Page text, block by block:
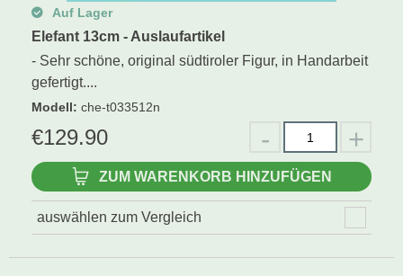
Auf Lager
Elefant 13cm - Auslaufartikel
- Sehr schöne, original südtiroler Figur, in Handarbeit
gefertigt....
Modell: che-t033512n
€129.90
ZUM WARENKORB HINZUFÜGEN
auswählen zum Vergleich